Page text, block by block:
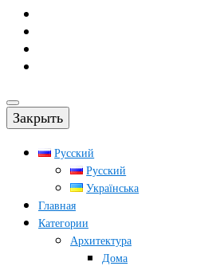
Закрыть
Русский
Русский
Українська
Главная
Категории
Архитектура
Дома